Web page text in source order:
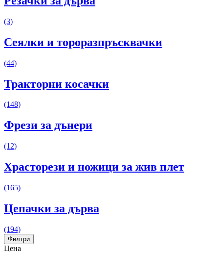
(3)
Сеялки и тороразпръсквачки
(44)
Тракторни косачки
(148)
Фрези за дънери
(12)
Храсторези и ножици за жив плет
(165)
Цепачки за дърва
(194)
Филтри
Цена